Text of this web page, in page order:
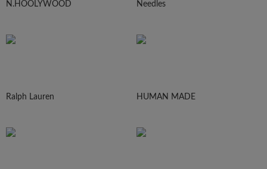
N.HOOLYWOOD Needles
Ralph Lauren HUMAN MADE